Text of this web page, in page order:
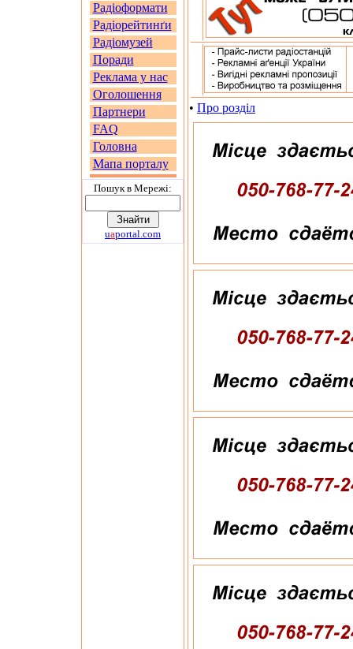
Радіоформати
Радіорейтинґи
Радіомузей
Поради
Реклама у нас
Оголошення
Партнери
FAQ
Головна
Мапа порталу
Пошук в Мережi:
uaportal.com
• Про розділ